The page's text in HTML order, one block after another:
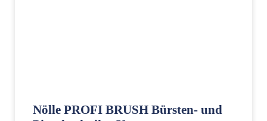
Nölle PROFI BRUSH Bürsten- und